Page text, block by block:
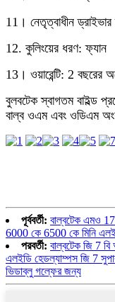
11। নেতৃত্বাধীন
12. কুলিংয়ের ধরণ: ফ্যান
13। ওয়ারেন্টি: 2 বছরের
বুলবটেক স্বাগতম বাইল্ড
বাল্ব ওএম এবং ওডিএম
পূর্ববর্তী: বাল্বটেক এমও
6000 কে 6500 কে মিনি
পরবর্তী: বাল্বটেক জি 7
এলইডি হেডল্যাম্পস জি 7
ভিডাব্লু গল্ফের জন্য